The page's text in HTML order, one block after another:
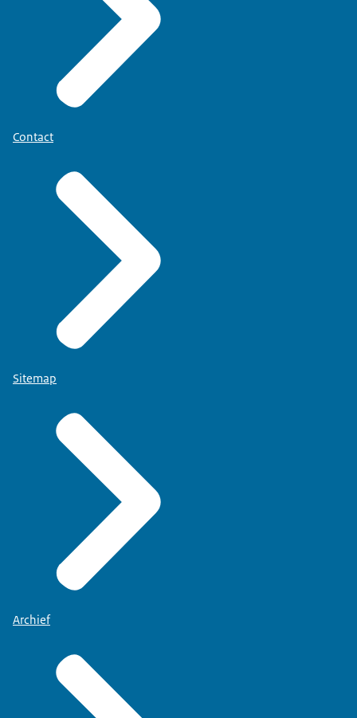
Contact
Sitemap
Archief